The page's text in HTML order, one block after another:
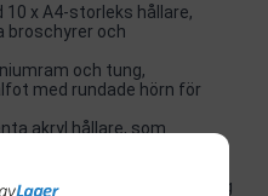
x A4-storleks hållare,
broschyrer och
och tung,
med rundade hörn för
akryl hållare, som
ta uppmärksamheten
och effektivt för förvaring